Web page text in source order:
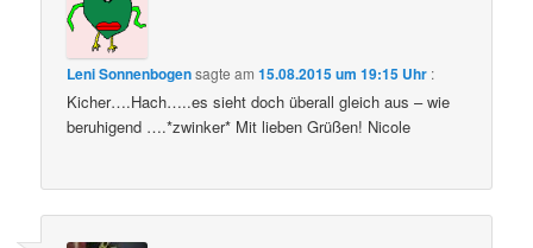
Leni Sonnenbogensagte am15.08.2015 um 19:15 Uhr :
Kicher….Hach…..es sieht doch überall gleich aus – wie
beruhigend ….*zwinker* Mit lieben Grüßen! Nicole